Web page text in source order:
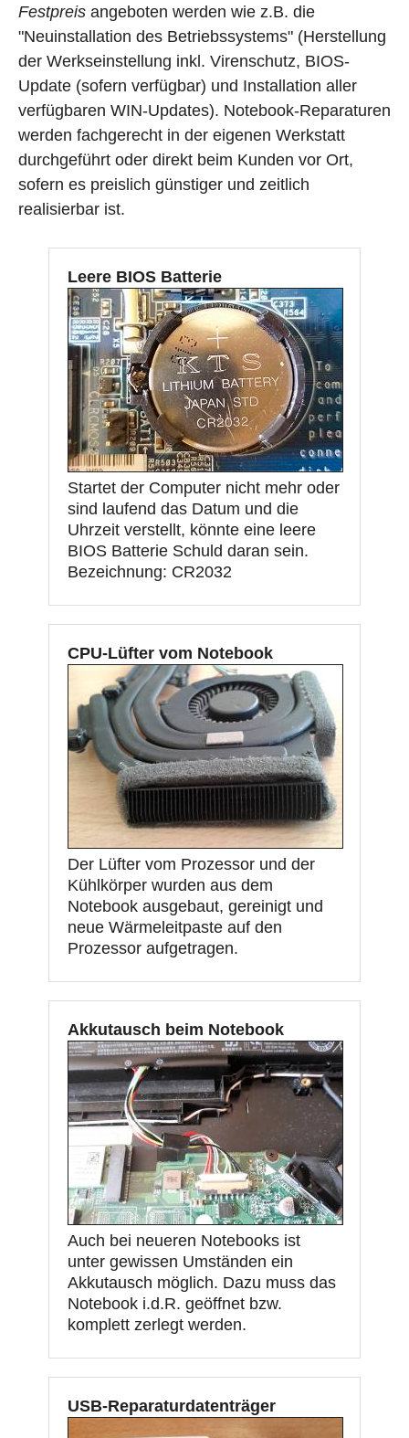
Festpreis angeboten werden wie z.B. die
"Neuinstallation des Betriebssystems" (Herstellung
der Werkseinstellung inkl. Virenschutz, BIOS-
Update (sofern verfügbar) und Installation aller
verfügbaren WIN-Updates). Notebook-Reparaturen
werden fachgerecht in der eigenen Werkstatt
durchgeführt oder direkt beim Kunden vor Ort,
sofern es preislich günstiger und zeitlich
realisierbar ist.
Leere BIOS Batterie
Startet der Computer nicht mehr oder
sind laufend das Datum und die
Uhrzeit verstellt, könnte eine leere
BIOS Batterie Schuld daran sein.
Bezeichnung: CR2032
CPU-Lüfter vom Notebook
Der Lüfter vom Prozessor und der
Kühlkörper wurden aus dem
Notebook ausgebaut, gereinigt und
neue Wärmeleitpaste auf den
Prozessor aufgetragen.
Akkutausch beim Notebook
Auch bei neueren Notebooks ist
unter gewissen Umständen ein
Akkutausch möglich. Dazu muss das
Notebook i.d.R. geöffnet bzw.
komplett zerlegt werden.
USB-Reparaturdatenträger